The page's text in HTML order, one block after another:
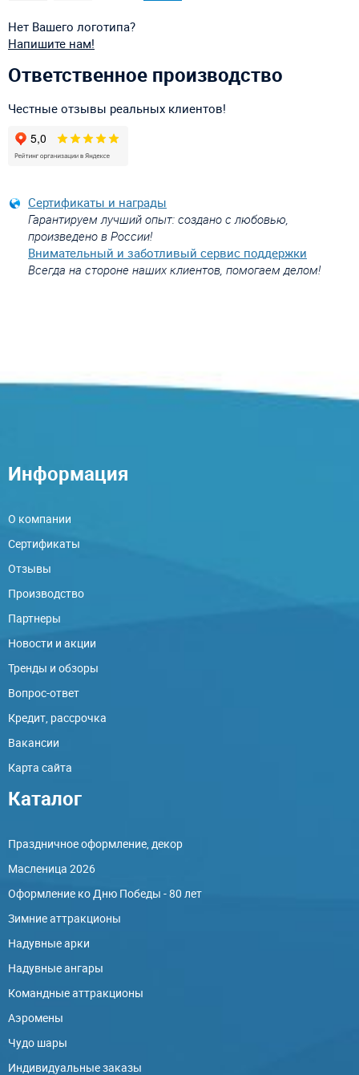
Нет Вашего логотипа?
Напишите нам!
Ответственное производство
Честные отзывы реальных клиентов!
Сертификаты и награды
Гарантируем лучший опыт: создано с любовью,
произведено в России!
Внимательный и заботливый сервис поддержки
Всегда на стороне наших клиентов, помогаем делом!
Информация
О компании
Сертификаты
Отзывы
Производство
Партнеры
Новости и акции
Тренды и обзоры
Вопрос-ответ
Кредит, рассрочка
Вакансии
Карта сайта
Каталог
Праздничное оформление, декор
Масленица 2026
Оформление ко Дню Победы - 80 лет
Зимние аттракционы
Надувные арки
Надувные ангары
Командные аттракционы
Аэромены
Чудо шары
Индивидуальные заказы